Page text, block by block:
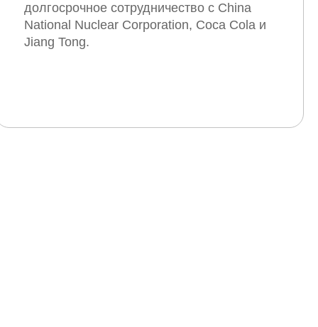
долгосрочное сотрудничество с China
National Nuclear Corporation, Coca Cola и
Jiang Tong.